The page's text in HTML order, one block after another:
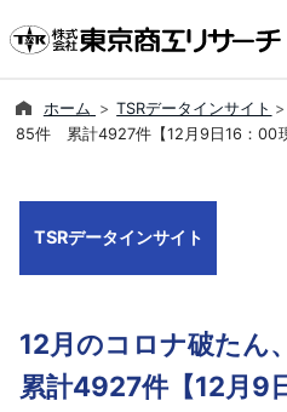
倒産・注目
会社案内
ホーム TSRデータインサイト
85件 累計4927件【12月9日16：00現
TSRデータインサイト
12月のコロナ破た
累計4927件【12月9